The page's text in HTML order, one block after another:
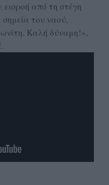
εισροή από τη στέγη
του ναού,
Καλή δύναμη!»,